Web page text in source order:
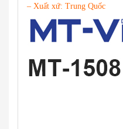
– Xuất xứ: Trung Quốc